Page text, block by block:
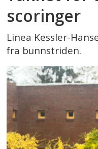
scoringer
Linea Kessler-
fra bunnstriden.